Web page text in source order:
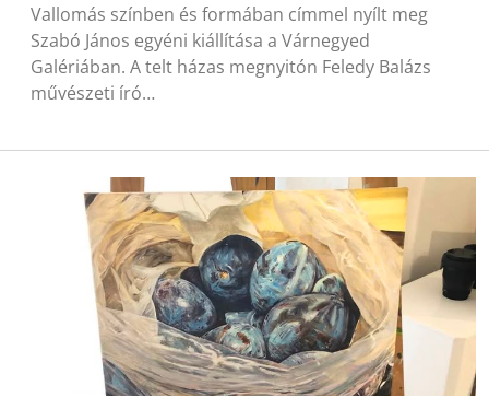
Vallomás színben és formában címmel nyílt meg
Szabó János egyéni kiállítása a Várnegyed
Galériában. A telt házas megnyitón Feledy Balázs
művészeti író…